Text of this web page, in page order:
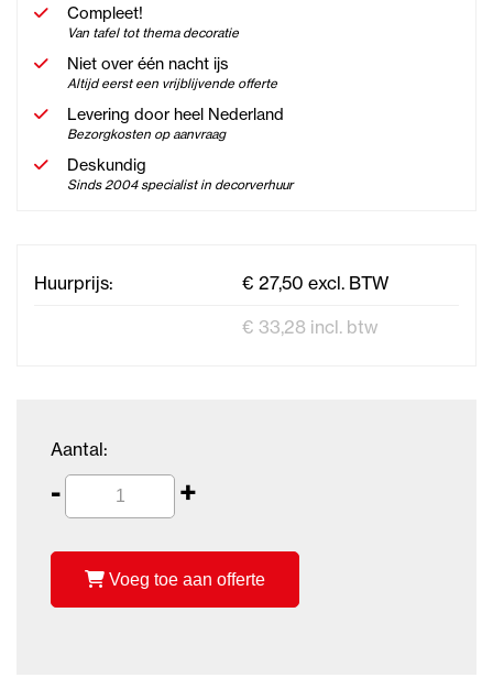
Compleet!
Van tafel tot thema decoratie
Niet over één nacht ijs
Altijd eerst een vrijblijvende offerte
Levering door heel Nederland
Bezorgkosten op aanvraag
Deskundig
Sinds 2004 specialist in decorverhuur
Huurprijs:
€ 27,50 excl. BTW
€ 33,28 incl. btw
Aantal:
- +
Voeg toe aan offerte